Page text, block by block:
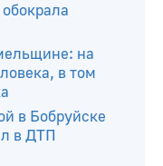
на
в том
в Бобруйске
в ДТП